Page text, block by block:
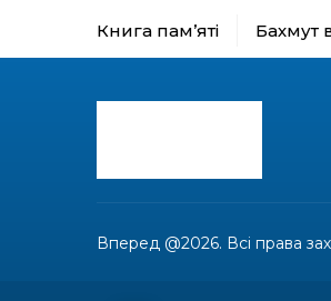
Книга пам’яті Бахмут
Вперед @2026. Всі права